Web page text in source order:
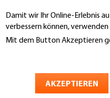
Damit wir Ihr Online-Erlebnis
verbessern können, verwenden
Mit dem Button Akzeptieren
AKZEPTIEREN
zum
Inhalt
Altherr